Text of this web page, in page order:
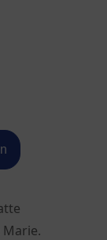
Marie.